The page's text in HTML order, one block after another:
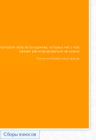
Сборы взносов